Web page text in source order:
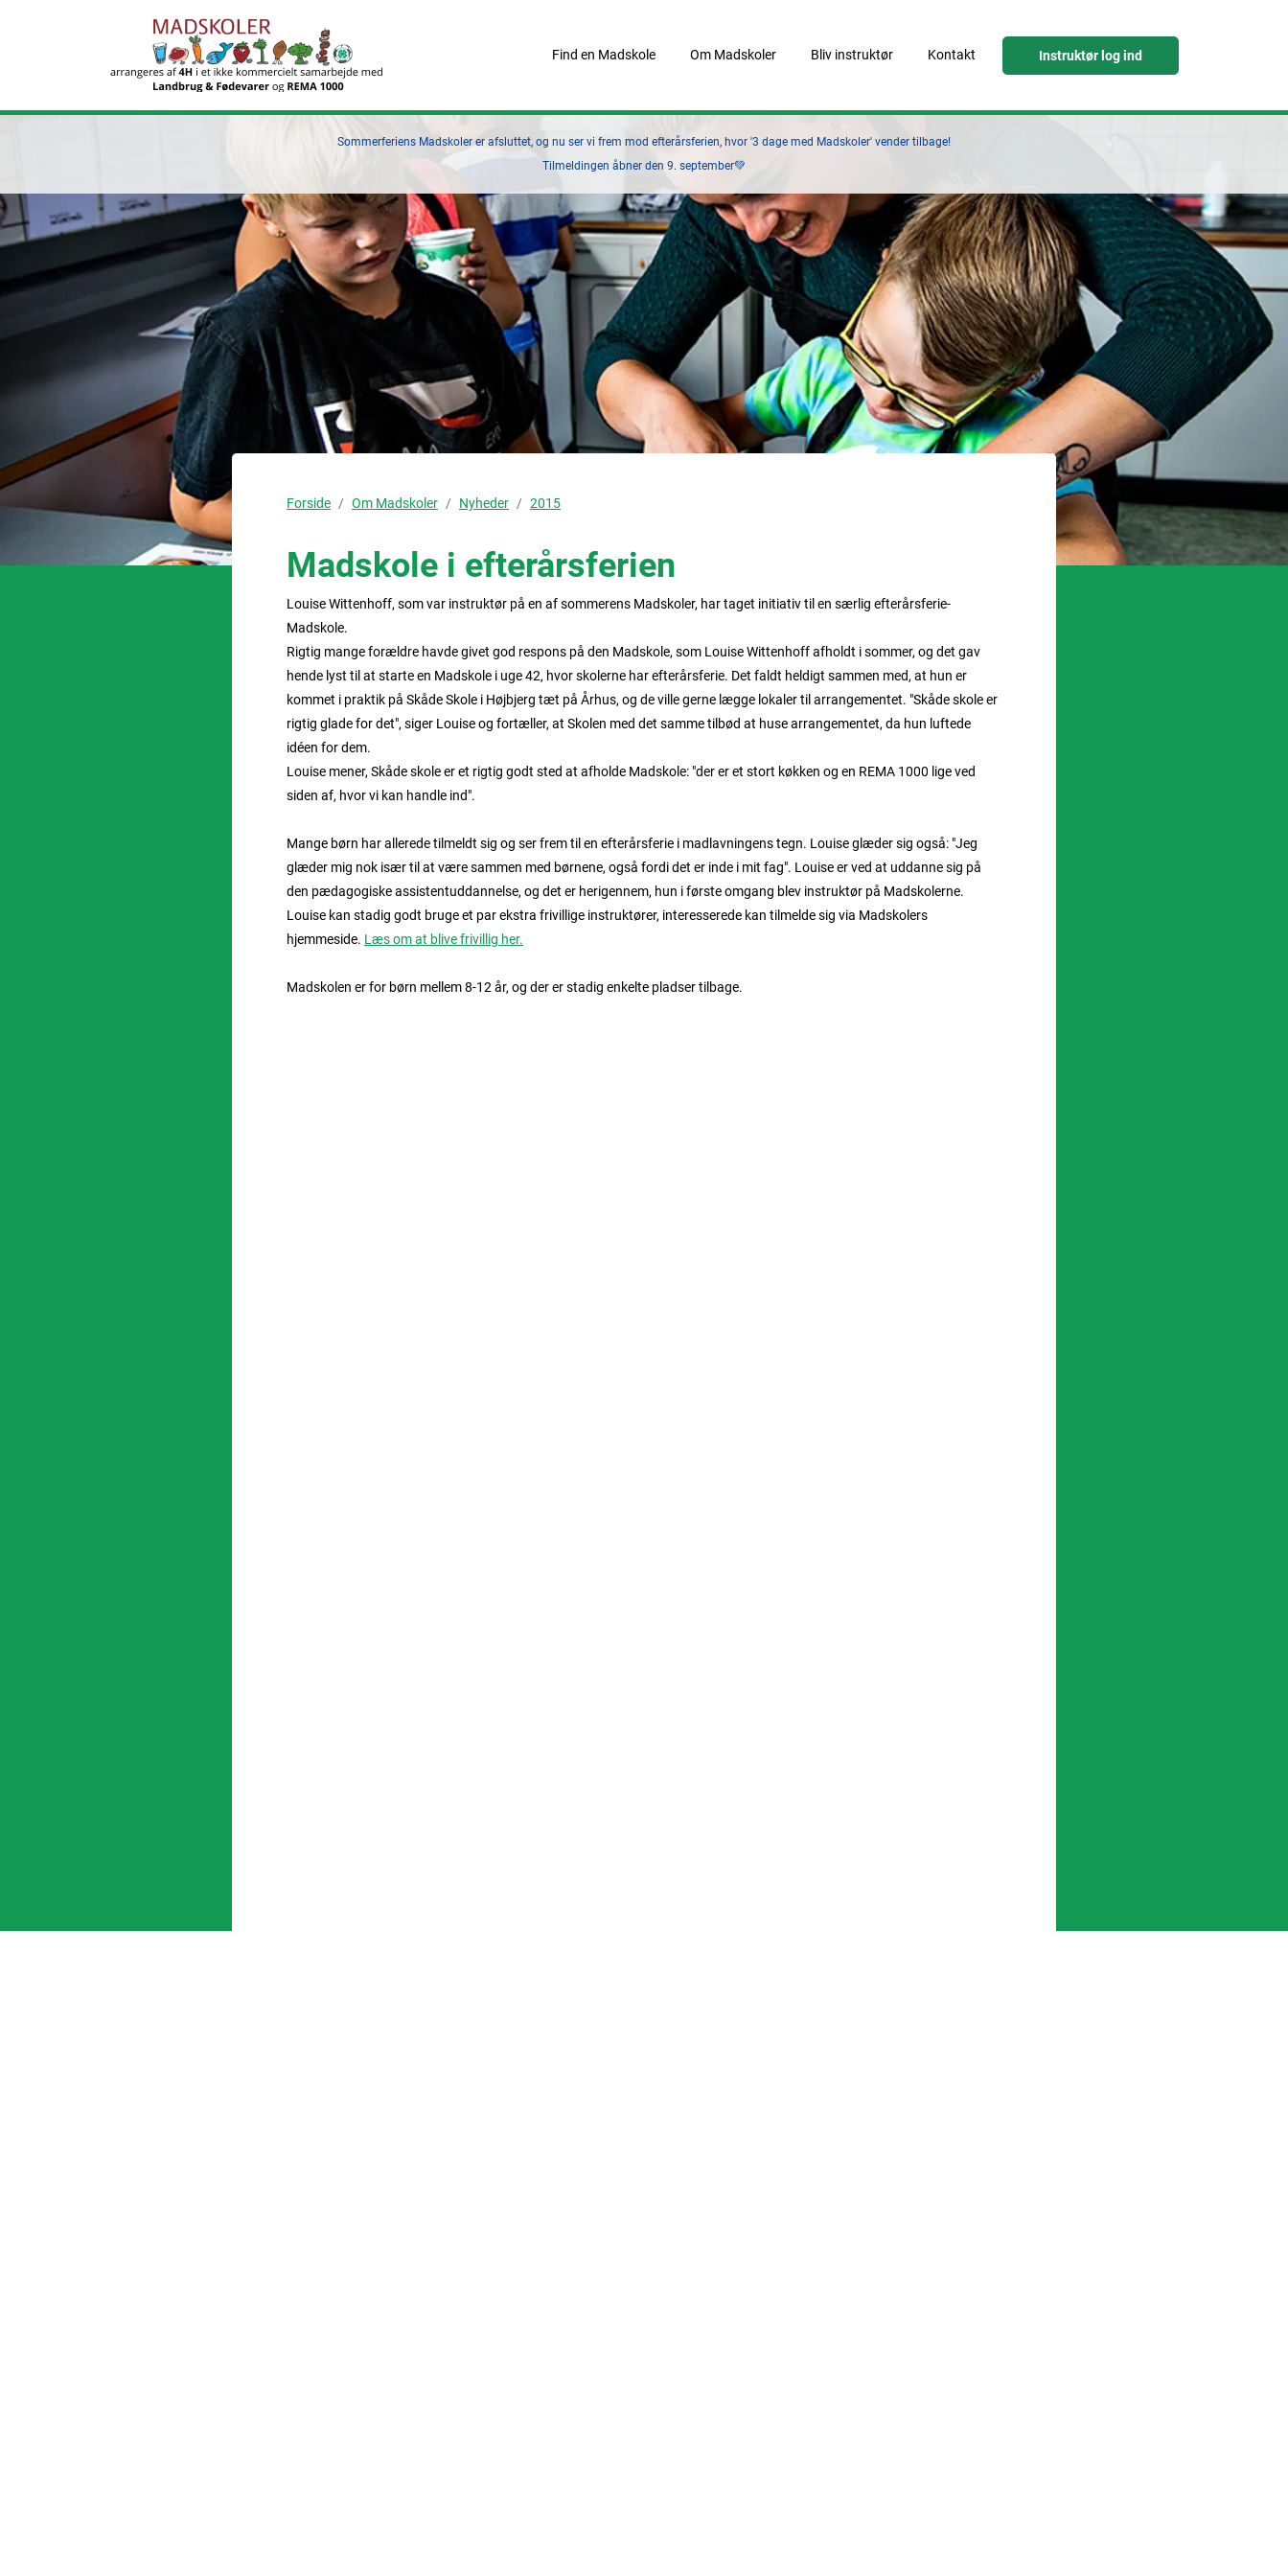
Find en Madskole Om Madskoler Bliv instruktør Kontakt Instruktør log ind
Sommerferiens Madskoler er afsluttet, og nu ser vi frem mod efterårsferien, hvor '3 dage med Madskoler' vender tilbage!
Tilmeldingen åbner den 9. september💚
Forside Om Madskoler Nyheder 2015
Madskole i efterårsferien
Louise Wittenhoff, som var instruktør på en af sommerens Madskoler, har taget initiativ til en særlig efterårsferie-
Madskole.
Rigtig mange forældre havde givet god respons på den Madskole, som Louise Wittenhoff afholdt i sommer, og det gav
hende lyst til at starte en Madskole i uge 42, hvor skolerne har efterårsferie. Det faldt heldigt sammen med, at hun er
kommet i praktik på Skåde Skole i Højbjerg tæt på Århus, og de ville gerne lægge lokaler til arrangementet. "Skåde skole er
rigtig glade for det", siger Louise og fortæller, at Skolen med det samme tilbød at huse arrangementet, da hun luftede
idéen for dem.
Louise mener, Skåde skole er et rigtig godt sted at afholde Madskole: "der er et stort køkken og en REMA 1000 lige ved
siden af, hvor vi kan handle ind".
Mange børn har allerede tilmeldt sig og ser frem til en efterårsferie i madlavningens tegn. Louise glæder sig også: "Jeg
glæder mig nok især til at være sammen med børnene, også fordi det er inde i mit fag". Louise er ved at uddanne sig på
den pædagogiske assistentuddannelse, og det er herigennem, hun i første omgang blev instruktør på Madskolerne.
Louise kan stadig godt bruge et par ekstra frivillige instruktører, interesserede kan tilmelde sig via Madskolers
hjemmeside. Læs om at blive frivillig her.
Madskolen er for børn mellem 8-12 år, og der er stadig enkelte pladser tilbage.